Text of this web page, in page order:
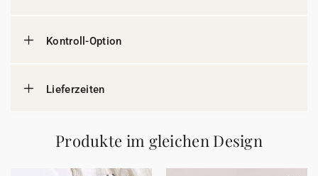
Kontroll-Option
Lieferzeiten
Produkte im gleichen Design